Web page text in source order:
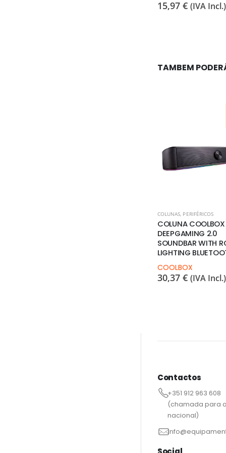
15,97 € (IVA Incl.)
TAMBEM
COLUNAS, PERIFÉRICOS
COLUNA COOLBOX
DEEPGAMING 2.0
SOUNDBAR WITH
LIGHTING
COOLBOX
30,37 € (IVA Incl.)
Contactos
+351 912 963 608
(chamada para
nacional)